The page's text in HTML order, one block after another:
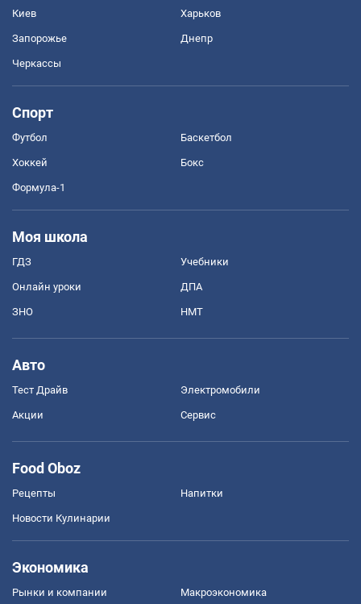
Киев Харьков
Запорожье Днепр
Черкассы
Спорт
Футбол Баскетбол
Хоккей Бокс
Формула-1
Моя школа
ГДЗ Учебники
Онлайн уроки ДПА
ЗНО НМТ
Авто
Тест Драйв Электромобили
Акции Сервис
Food Oboz
Рецепты Напитки
Новости Кулинарии
Экономика
Рынки и компании Mакроэкономика